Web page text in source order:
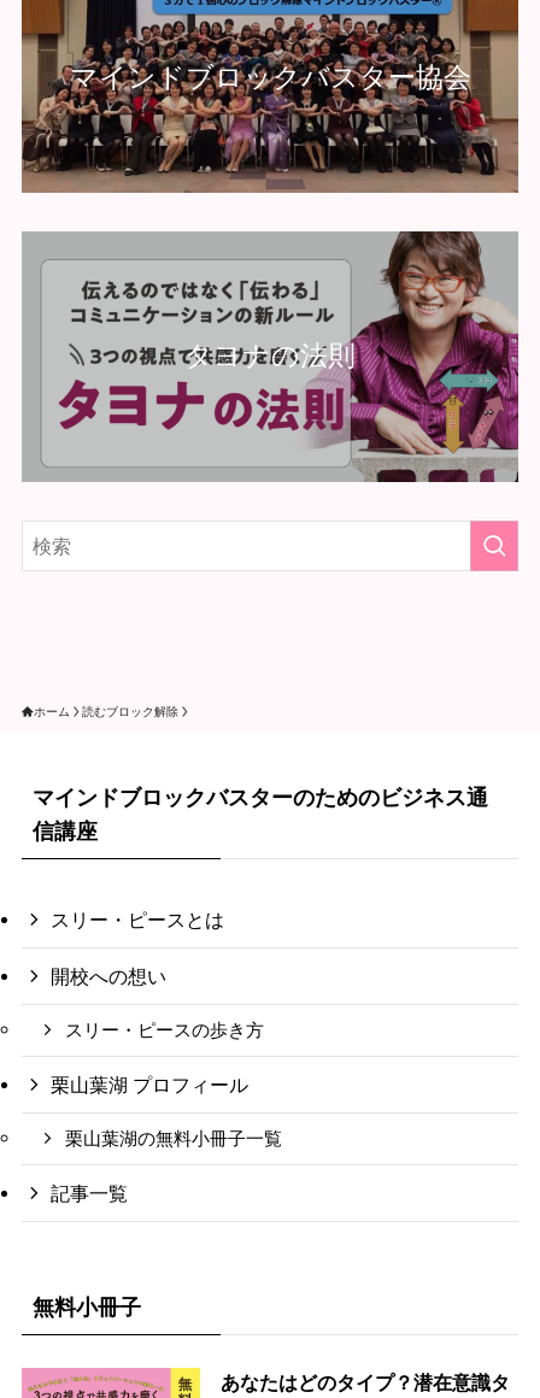
マインドブロックバスター協会
タヨナの法則
ホーム 読むブロック解除
マインドブロックバスターのためのビジネス通
信講座
スリー・ピースとは
開校への想い
スリー・ピースの歩き方
栗山葉湖 プロフィール
栗山葉湖の無料小冊子一覧
記事一覧
無料小冊子
あなたはどのタイプ？潜在意識タ